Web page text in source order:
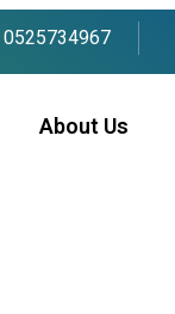
0525734967
About Us